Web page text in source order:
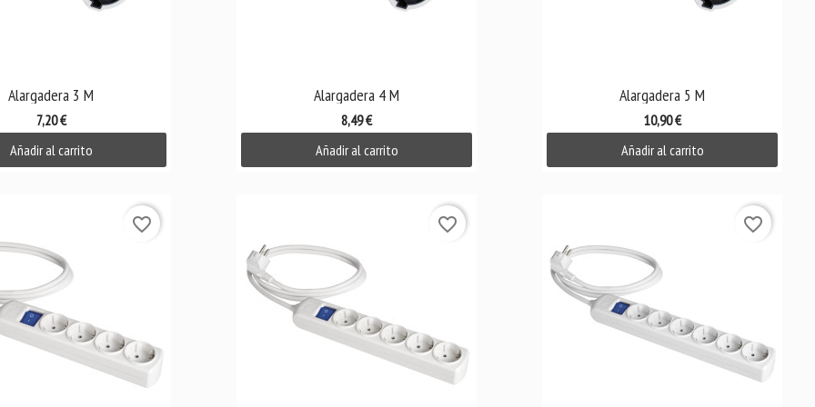
Vista rápida
Alargadera 3 M
7,20 €
Añadir al carrito
Vista rápida
Alargadera 4 M
8,49 €
Añadir al carrito
Vista rápida
Alargadera 5 M
10,90 €
Añadir al carrito
favorite_border favorite_border favorite_border